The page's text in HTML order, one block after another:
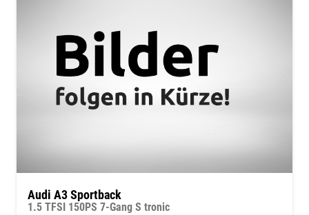
Audi A3 Sportback
1.5 TFSI 150PS 7-Gang S tronic